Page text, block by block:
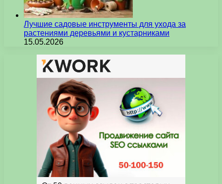
Лучшие садовые инструменты для ухода за
растениями деревьями и кустарниками
15.05.2026